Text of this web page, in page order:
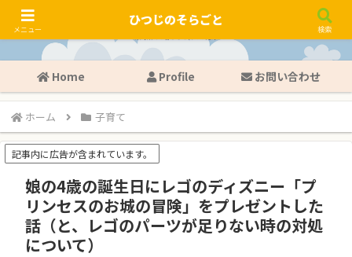
Home Profile お問い合わせ
ホーム 子育て
記事内に広告が含まれています。
娘の4歳の誕生日にレゴのディズニー「プ
リンセスのお城の冒険」をプレゼントした
話（と、レゴのパーツが足りない時の対処
について）
メニュー
ひつじのそらごと
検索